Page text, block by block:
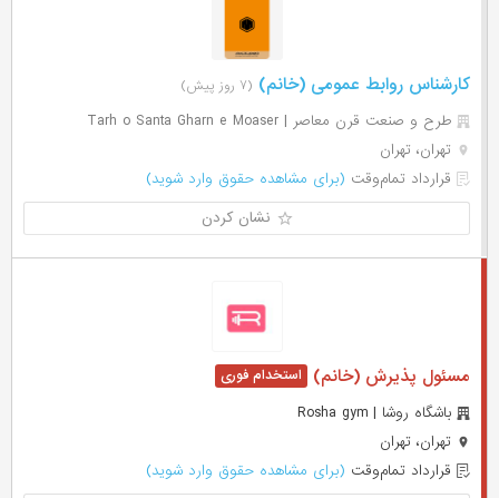
کارشناس روابط عمومی (خانم) (۷ روز پیش)
طرح و صنعت قرن معاصر | Tarh o Santa Gharn e Moaser
تهران، تهران
قرارداد تمام‌وقت (برای مشاهده حقوق وارد شوید)
نشان کردن
مسئول پذیرش (خانم)
باشگاه روشا | Rosha gym
تهران، تهران
قرارداد تمام‌وقت (برای مشاهده حقوق وارد شوید)